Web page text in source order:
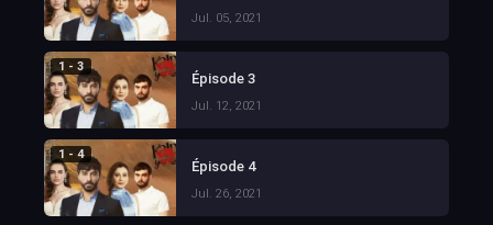
Jul. 05, 2021
1 - 3
Épisode 3
Jul. 12, 2021
1 - 4
Épisode 4
Jul. 26, 2021